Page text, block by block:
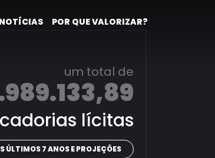
NOTÍCIAS POR QUE VALORIZAR?
um total de
lícitas
ÚLTIMOS 7 ANOS E PROJEÇÕES